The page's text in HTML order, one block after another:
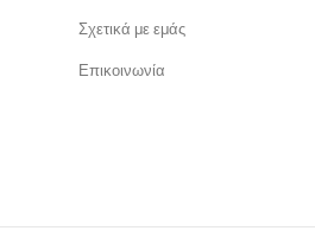
Σχετικά με εμάς
Επικοινωνία